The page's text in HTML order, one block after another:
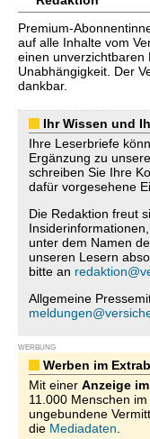
Premium-
auf alle Inhalte vom
einen unverzichtbaren
Unabhängigkeit. Der
dankbar.
Ihr Wissen und
Ihre Leserbriefe
Ergänzung zu
schreiben Sie Ihre
dafür vorgesehene
Die Redaktion freut
unter dem Namen
unseren Lesern
bitte an
Allgemeine
WERBUNG
Werben im
Mit einer Anzeige
11.000 Menschen im
ungebundene
die Mediadaten